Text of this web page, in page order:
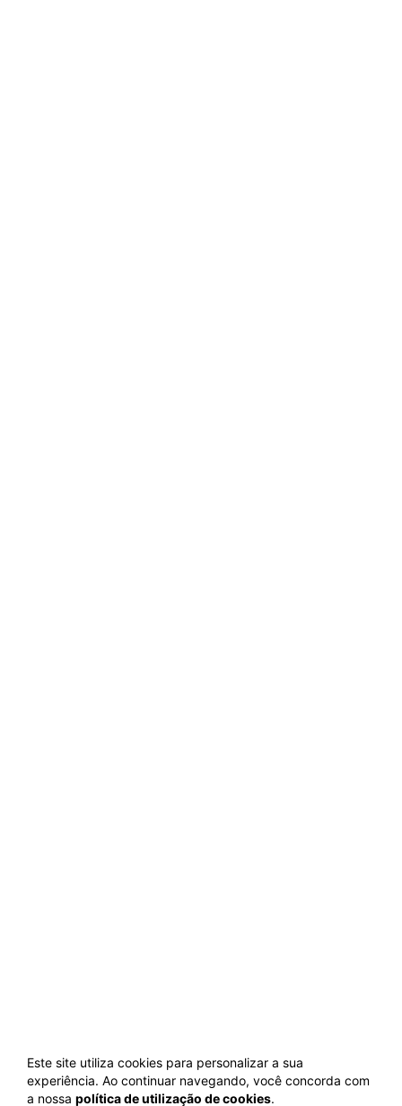
Este site utiliza cookies para personalizar a sua
experiência. Ao continuar navegando, você concorda com
a nossa política de utilização de cookies.